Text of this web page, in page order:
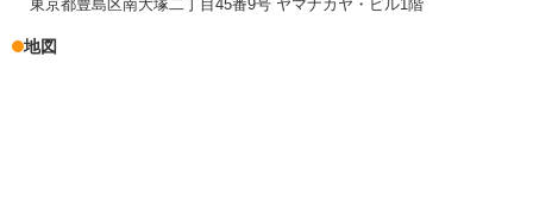
東京都豊島区南大塚二丁目45番9号 ヤマナカヤ・ビル1階
地図